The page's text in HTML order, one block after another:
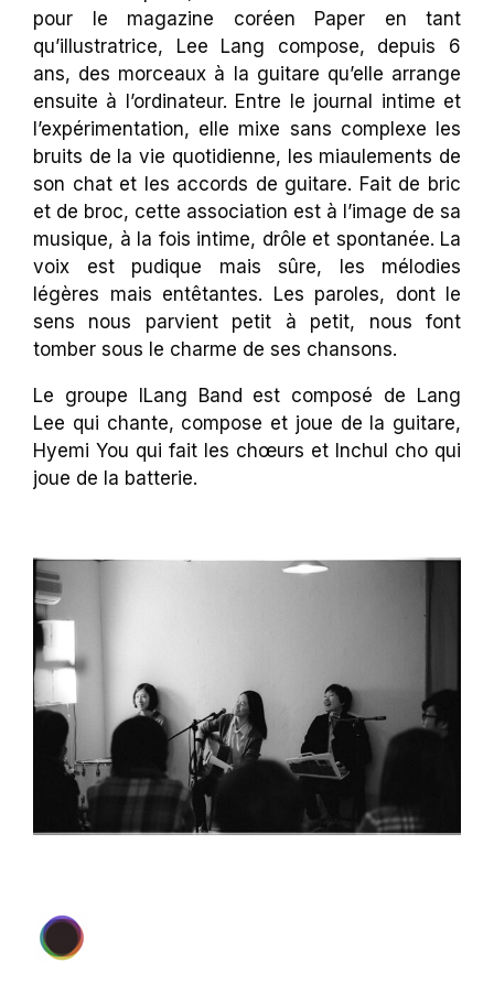
pour le magazine coréen Paper en tant
qu’illustratrice, Lee Lang compose, depuis 6
ans, des morceaux à la guitare qu’elle arrange
ensuite à l’ordinateur. Entre le journal intime et
l’expérimentation, elle mixe sans complexe les
bruits de la vie quotidienne, les miaulements de
son chat et les accords de guitare. Fait de bric
et de broc, cette association est à l’image de sa
musique, à la fois intime, drôle et spontanée. La
voix est pudique mais sûre, les mélodies
légères mais entêtantes. Les paroles, dont le
sens nous parvient petit à petit, nous font
tomber sous le charme de ses chansons.
Le groupe ILang Band est composé de Lang
Lee qui chante, compose et joue de la guitare,
Hyemi You qui fait les chœurs et Inchul cho qui
joue de la batterie.